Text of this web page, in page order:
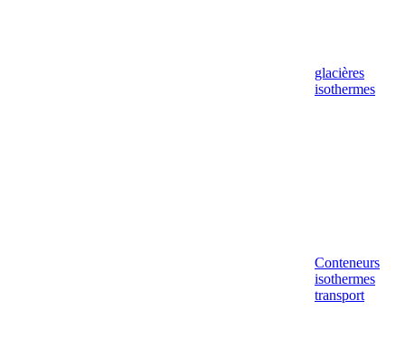
glacières
isothermes
Conteneurs
isothermes
transport